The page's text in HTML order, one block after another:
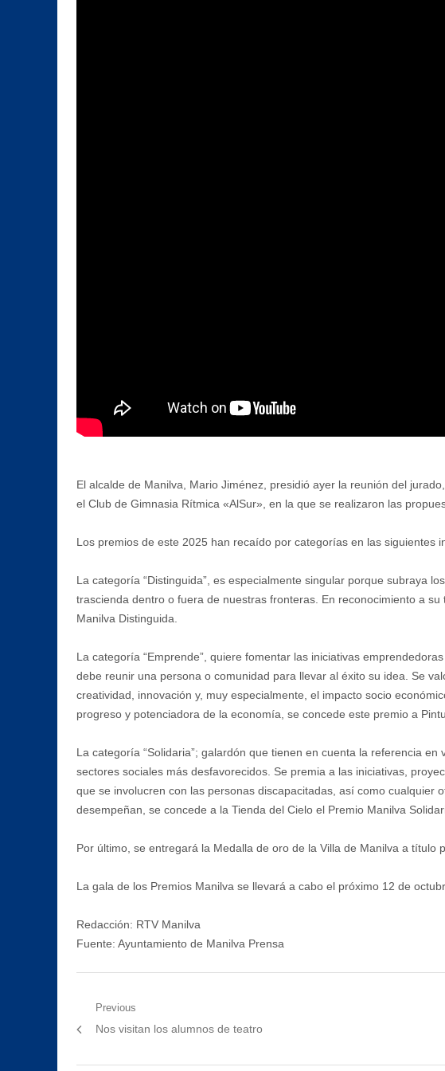
El alcalde de Manilva, Mario Jiménez, presidió ayer la reunión del
el Club de Gimnasia Rítmica «AlSur», en la que se realizaron las
Los premios de este 2025 han recaído por categorías en las siguientes
La categoría “Distinguida”, es especialmente singular porque subraya
trascienda dentro o fuera de nuestras fronteras. En reconocimiento a
Manilva Distinguida.
La categoría “Emprende”, quiere fomentar las iniciativas
debe reunir una persona o comunidad para llevar al éxito su idea. Se
creatividad, innovación y, muy especialmente, el impacto socio
progreso y potenciadora de la economía, se concede este premio a
La categoría “Solidaria”; galardón que tienen en cuenta la referencia
sectores sociales más desfavorecidos. Se premia a las iniciativas,
que se involucren con las personas discapacitadas, así como cualquier
desempeñan, se concede a la Tienda del Cielo el Premio Manilva
Por último, se entregará la Medalla de oro de la Villa de Manilva a título
La gala de los Premios Manilva se llevará a cabo el próximo 12 de
Redacción: RTV Manilva
Fuente: Ayuntamiento de Manilva Prensa
Navegación
de
Previous
Previous
Nos visitan los alumnos de teatro